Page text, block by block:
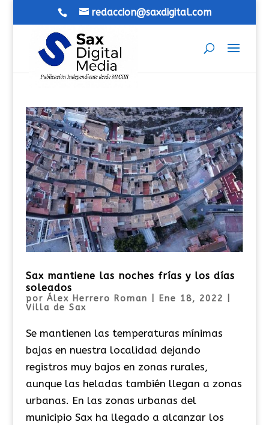
redaccion@saxdigital.com
Sax mantiene las noches frías y los días
soleados
por Álex Herrero Roman Ene 18, 2022
Villa de Sax
Se mantienen las temperaturas mínimas
bajas en nuestra localidad dejando
registros muy bajos en zonas rurales,
aunque las heladas también llegan a zonas
urbanas. En las zonas urbanas del
municipio Sax ha llegado a alcanzar los